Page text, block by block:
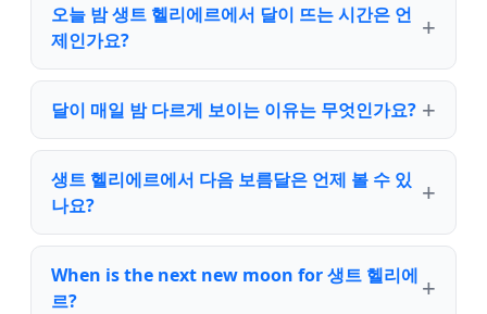
오늘 밤 생트 헬리에르에서 달이 뜨는 시간은 언
제인가요?
달이 매일 밤 다르게 보이는 이유는 무엇인가요?
생트 헬리에르에서 다음 보름달은 언제 볼 수 있
나요?
When is the next new moon for 생트 헬리에
르?